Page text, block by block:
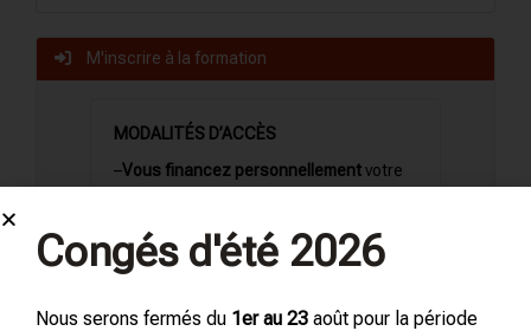
M'inscrire à la formation
MODALITÉS D’ACCÈS
–Vous financez personnellementvotre
-Votre formation peut être financée par
France Travail ou tout autre organisme
: inscription jusqu’à
J-21 .
Congés d'été 2026
Nous serons fermés du 1er au 23 août pour la période